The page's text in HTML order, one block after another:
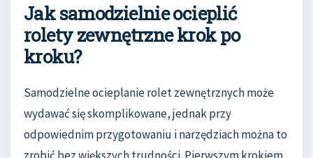
Jak samodzielnie ocieplić
rolety zewnętrzne krok po
kroku?
Samodzielne ocieplanie rolet zewnętrznych może
wydawać się skomplikowane, jednak przy
odpowiednim przygotowaniu i narzędziach można to